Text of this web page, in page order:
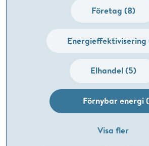
Företag (8)
Energieffektivisering
Elhandel (5)
Förnybar energi
Visa fler